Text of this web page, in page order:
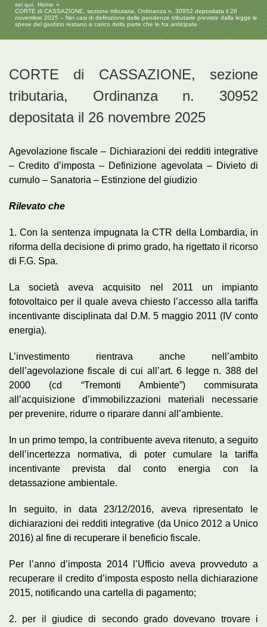
sei qui: Home
CORTE di CASSAZIONE, sezione tributaria, Ordinanza n. 30952 depositata il 26
novembre 2025 – Nei casi di definizione delle pendenze tributarie previste dalla legge le
spese del giudizio restano a carico della parte che le ha anticipate
CORTE di CASSAZIONE, sezione
tributaria, Ordinanza n. 30952
depositata il 26 novembre 2025
Agevolazione fiscale – Dichiarazioni dei redditi integrative
– Credito d’imposta – Definizione agevolata – Divieto di
cumulo – Sanatoria – Estinzione del giudizio
Rilevato che
1. Con la sentenza impugnata la CTR della Lombardia, in
riforma della decisione di primo grado, ha rigettato il ricorso
di F.G. Spa.
La società aveva acquisito nel 2011 un impianto
fotovoltaico per il quale aveva chiesto l’accesso alla tariffa
incentivante disciplinata dal D.M. 5 maggio 2011 (IV conto
energia).
L’investimento rientrava anche nell’ambito
dell’agevolazione fiscale di cui all’art. 6 legge n. 388 del
2000 (cd “Tremonti Ambiente”) commisurata
all’acquisizione d’immobilizzazioni materiali necessarie
per prevenire, ridurre o riparare danni all’ambiente.
In un primo tempo, la contribuente aveva ritenuto, a seguito
dell’incertezza normativa, di poter cumulare la tariffa
incentivante prevista dal conto energia con la
detassazione ambientale.
In seguito, in data 23/12/2016, aveva ripresentato le
dichiarazioni dei redditi integrative (da Unico 2012 a Unico
2016) al fine di recuperare il beneficio fiscale.
Per l’anno d’imposta 2014 l’Ufficio aveva provveduto a
recuperare il credito d’imposta esposto nella dichiarazione
2015, notificando una cartella di pagamento;
2. per il giudice di secondo grado dovevano trovare i